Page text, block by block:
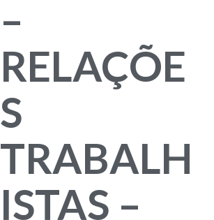
–
RELAÇÕE
S
TRABALH
ISTAS –